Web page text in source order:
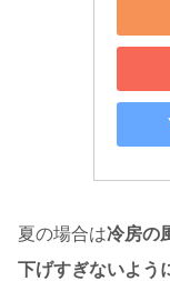
夏の場合は冷房の
下げすぎないよう